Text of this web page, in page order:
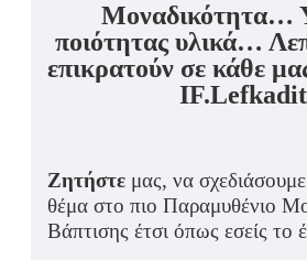
Μοναδικότητα…
ποιότητας υλικά…
επικρατούν σε κάθε
Ζητήστε μας, να
θέμα στο πιο Παραμυθένιο
Βάπτισης έτσι όπως εσείς το